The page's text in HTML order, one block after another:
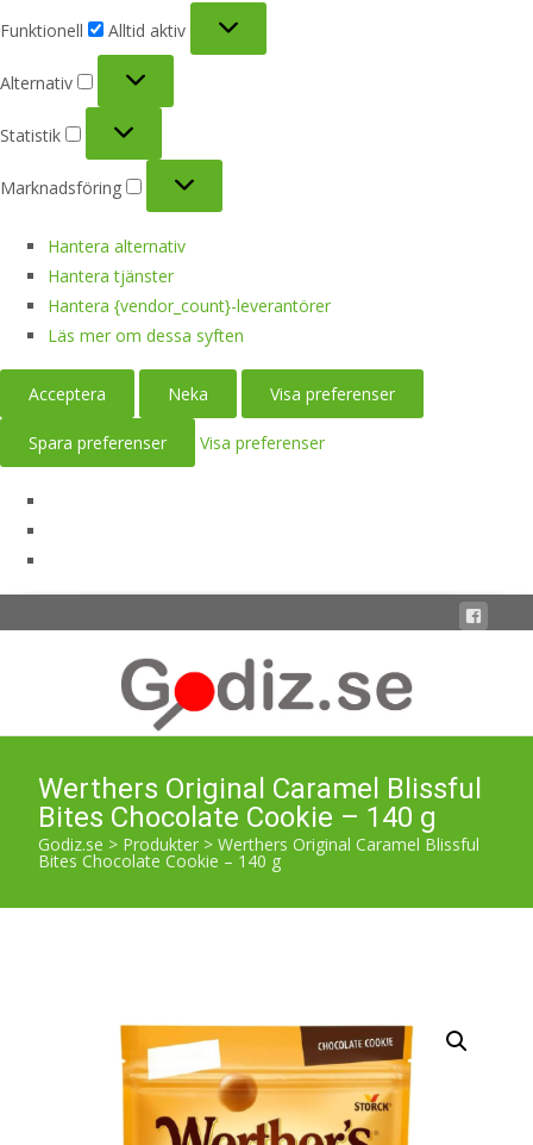
Funktionell
Alltid aktiv
Alternativ
Statistik
Marknadsföring
Hantera alternativ
Hantera tjänster
Hantera {vendor_count}-leverantörer
Läs mer om dessa syften
Acceptera Neka Visa preferenser
Spara preferenser Visa preferenser
Werthers Original Caramel Blissful
Bites Chocolate Cookie – 140 g
Godiz.se > Produkter > Werthers Original Caramel Blissful
Bites Chocolate Cookie – 140 g